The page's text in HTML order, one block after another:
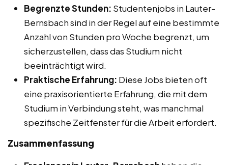
Begrenzte Stunden: Studentenjobs in Lauter-
Bernsbach sind in der Regel auf eine bestimmte
Anzahl von Stunden pro Woche begrenzt, um
sicherzustellen, dass das Studium nicht
beeinträchtigt wird.
Praktische Erfahrung: Diese Jobs bieten oft
eine praxisorientierte Erfahrung, die mit dem
Studium in Verbindung steht, was manchmal
spezifische Zeitfenster für die Arbeit erfordert.
Zusammenfassung